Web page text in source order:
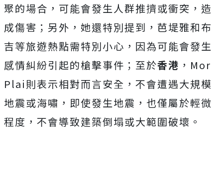
聚的場合，可能會發生人群推擠或衝突，造
成傷害；另外，她還特別提到，芭堤雅和布
吉等旅遊熱點需特別小心，因為可能會發生
感情糾紛引起的槍擊事件；至於香港 ，Mor
Plai則表示相對而言安全，不會遭遇大規模
地震或海嘯，即使發生地震，也僅屬於輕微
程度，不會導致建築倒塌或大範圍破壞。